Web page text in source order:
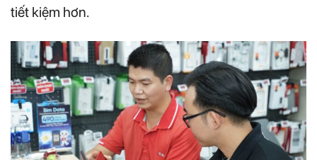
tiết kiệm hơn.